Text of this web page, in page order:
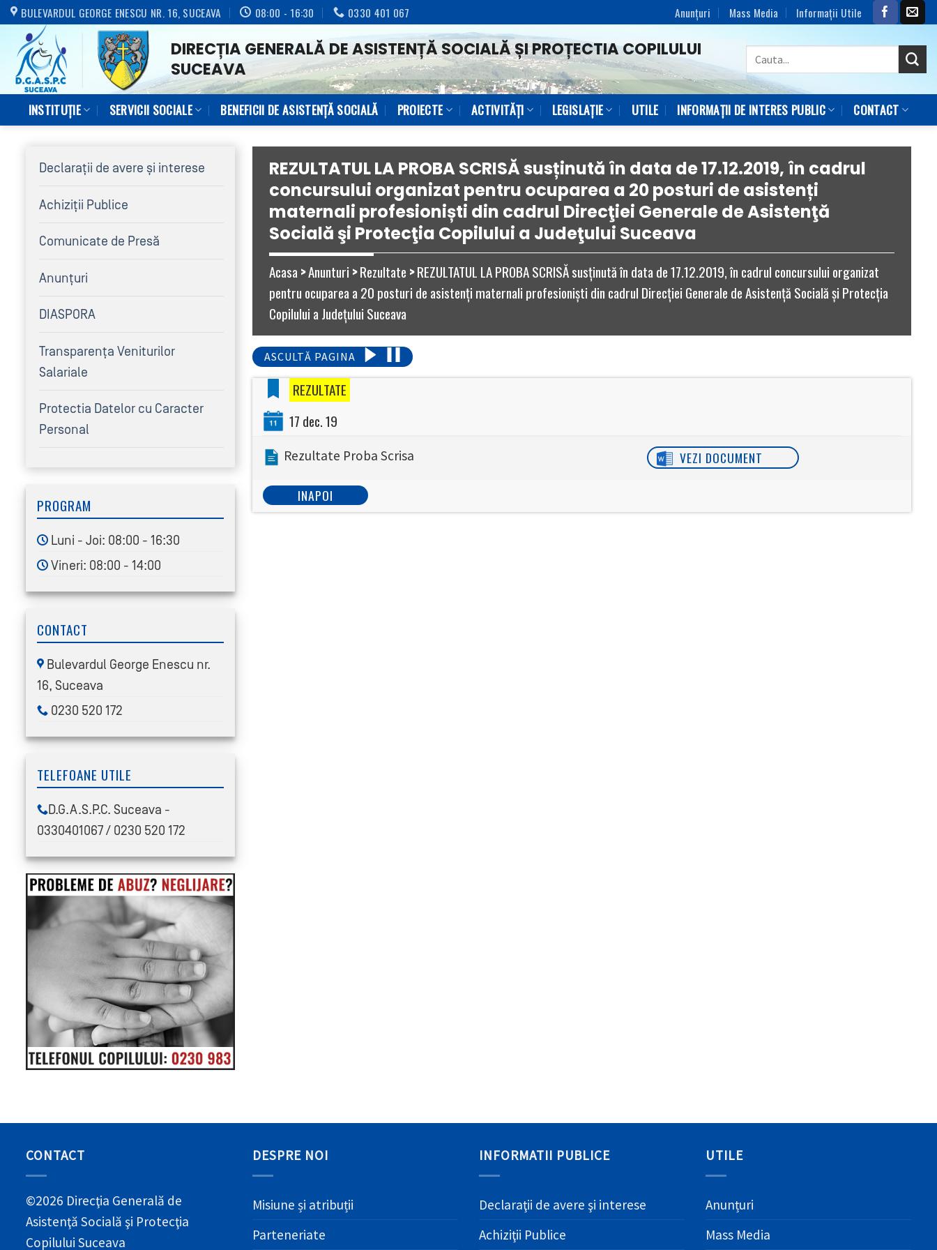
Skip
content
BULEVARDUL GEORGE ENESCU NR. 16, SUCEAVA 08:00 - 16:30 0330 401 067 Anunțuri Mass Media Informaţii Utile
DIRECȚIA GENERALĂ DE ASISTENȚĂ SOCIALĂ ȘI PROȚECTIA COPILULUI
SUCEAVA
INSTITUȚIE SERVICII SOCIALE BENEFICII DE ASISTENŢĂ SOCIALĂ PROIECTE ACTIVITĂȚI LEGISLAȚIE UTILE INFORMAȚII DE INTERES PUBLIC CONTACT
REZULTATUL LA PROBA SCRISĂ susținută în data de 17.12.2019, în cadrul
concursului organizat pentru ocuparea a 20 posturi de asistenți
maternali profesioniști din cadrul Direcţiei Generale de Asistenţă
Socială şi Protecţia Copilului a Judeţului Suceava
Acasa>Anunturi >Rezultate >REZULTATUL LA PROBA SCRISĂ susținută în data de 17.12.2019, în cadrul concursului organizat
pentru ocuparea a 20 posturi de asistenți maternali profesioniști din cadrul Direcţiei Generale de Asistenţă Socială şi Protecţia
Copilului a Judeţului Suceava
ASCULTĂ PAGINA
REZULTATE
17 dec. 19
Rezultate Proba Scrisa VEZI DOCUMENT
INAPOI
Declaraţii de avere şi interese
Achiziţii Publice
Comunicate de Presă
Anunțuri
DIASPORA
Transparența Veniturilor
Salariale
Protectia Datelor cu Caracter
Personal
PROGRAM
Luni - Joi: 08:00 - 16:30
Vineri: 08:00 - 14:00
CONTACT
Bulevardul George Enescu nr.
16, Suceava
0230 520 172
TELEFOANE UTILE
D.G.A.S.P.C. Suceava -
0330401067 / 0230 520 172
CONTACT
©2026 Direcţia Generală de
Asistenţă Socială şi Protecţia
Copilului Suceava
DESPRE NOI
Misiune și atribuții
Parteneriate
INFORMATII PUBLICE
Declaraţii de avere şi interese
Achiziţii Publice
UTILE
Anunțuri
Mass Media